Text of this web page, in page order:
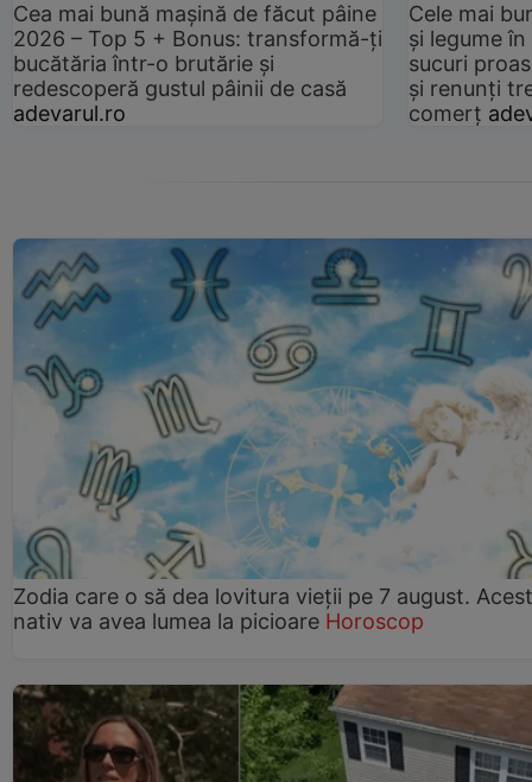
Cea mai bună mașină de făcut pâine
2026 – Top 5 + Bonus: transformă-ți
bucătăria într-o brutărie și
redescoperă gustul pâinii de casă
adevarul.ro
Cele mai
și legume
sucuri
și renunți
comerț
Zodia care o să dea lovitura vieții pe 7 august. Acest
nativ va avea lumea la picioare Horoscop